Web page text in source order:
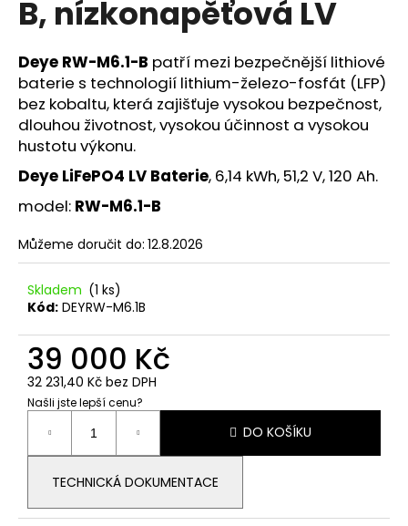
B, nízkonapěťová LV
Deye RW-M6.1-B patří mezi bezpečnější lithiové
baterie s technologií lithium-železo-fosfát (LFP)
bez kobaltu, která zajišťuje vysokou bezpečnost,
dlouhou životnost, vysokou účinnost a vysokou
hustotu výkonu.
Deye LiFePO4 LV Baterie, 6,14 kWh, 51,2 V, 120 Ah.
model: RW-M6.1-B
Můžeme doručit do: 12.8.2026
Skladem (1 ks)
Kód: DEYRW-M6.1B
39 000 Kč
32 231,40 Kč bez DPH
Našli jste lepší cenu?
Měrná
cena:
DO KOŠÍKU
TECHNICKÁ DOKUMENTACE
a
í
t
?
D
o
p
o
u
č
e